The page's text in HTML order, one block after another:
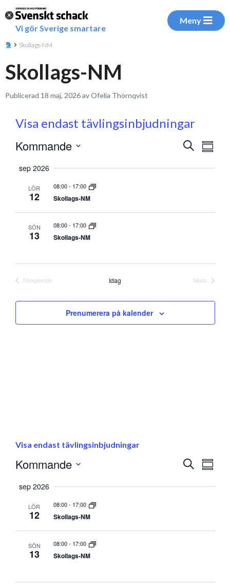
Vi gör Sverige smartare
Meny
Skollags-NM
Skollags-NM
Publicerad 18 maj, 2026 av Ofelia Thörnqvist
Visa endast tävlingsinbjudningar
Sök
Kommande
sep 2026
LÖR
12
08:00- 17:00
Skollags-NM
SÖN
13
08:00- 17:00
Skollags-NM
Föregående
Idag
Nästa
Prenumerera på kalender
Visa endast tävlingsinbjudningar
Sök
Kommande
datum
sep 2026
LÖR
12
08:00- 17:00
Skollags-NM
SÖN
13
08:00- 17:00
Skollags-NM